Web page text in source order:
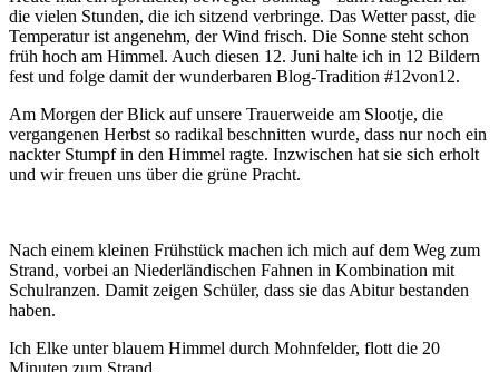
die vielen Stunden, die ich sitzend verbringe. Das Wetter passt, die
Temperatur ist angenehm, der Wind frisch. Die Sonne steht schon
früh hoch am Himmel. Auch diesen 12. Juni halte ich in 12 Bildern
fest und folge damit der wunderbaren Blog-Tradition #12von12.
Am Morgen der Blick auf unsere Trauerweide am Slootje, die
vergangenen Herbst so radikal beschnitten wurde, dass nur noch ein
nackter Stumpf in den Himmel ragte. Inzwischen hat sie sich erholt
und wir freuen uns über die grüne Pracht.
Nach einem kleinen Frühstück machen ich mich auf dem Weg zum
Strand, vorbei an Niederländischen Fahnen in Kombination mit
Schulranzen. Damit zeigen Schüler, dass sie das Abitur bestanden
haben.
Ich Elke unter blauem Himmel durch Mohnfelder, flott die 20